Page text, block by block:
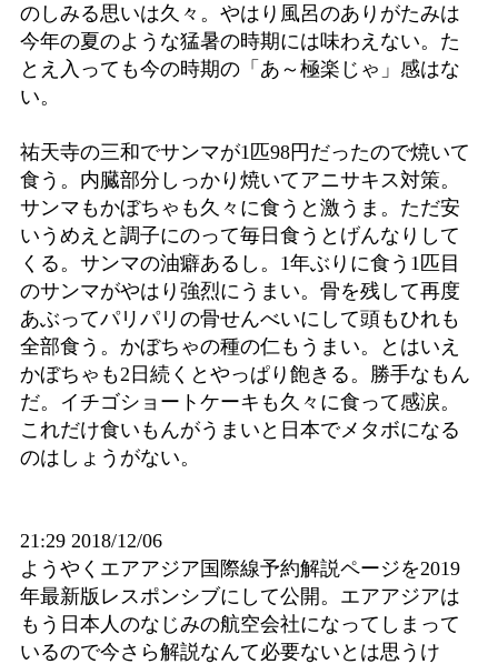
のしみる思いは久々。やはり風呂のありがたみは
今年の夏のような猛暑の時期には味わえない。た
とえ入っても今の時期の「あ～極楽じゃ」感はな
い。
祐天寺の三和でサンマが1匹98円だったので焼いて
食う。内臓部分しっかり焼いてアニサキス対策。
サンマもかぼちゃも久々に食うと激うま。ただ安
いうめえと調子にのって毎日食うとげんなりして
くる。サンマの油癖あるし。1年ぶりに食う1匹目
のサンマがやはり強烈にうまい。骨を残して再度
あぶってパリパリの骨せんべいにして頭もひれも
全部食う。かぼちゃの種の仁もうまい。とはいえ
かぼちゃも2日続くとやっぱり飽きる。勝手なもん
だ。イチゴショートケーキも久々に食って感涙。
これだけ食いもんがうまいと日本でメタボになる
のはしょうがない。
21:29 2018/12/06
ようやくエアアジア国際線予約解説ページを2019
年最新版レスポンシブにして公開。エアアジアは
もう日本人のなじみの航空会社になってしまって
いるので今さら解説なんて必要ないとは思うけ